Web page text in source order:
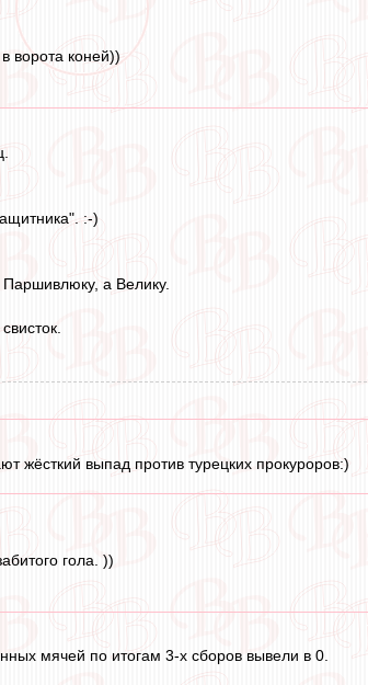
ворота коней))
:-)
а Велику.
жёсткий выпад против турецких прокуроров:)
гола. ))
мячей по итогам 3-х сборов вывели в 0.